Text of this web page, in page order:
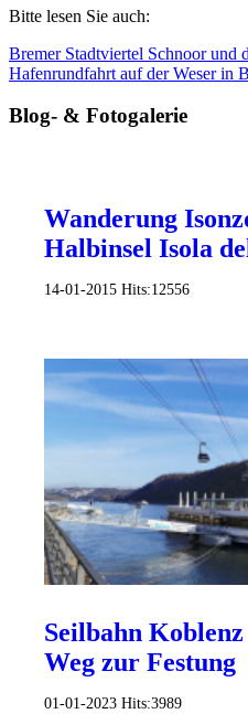
Bitte lesen Sie auch:
Bremer Stadtviertel Schnoor und
Hafenrundfahrt auf der Weser in
Blog- & Fotogalerie
Wanderung
Halbinsel Isola
14-01-2015 Hits:12556
Seilbahn
Weg zur Festung
01-01-2023 Hits:3989